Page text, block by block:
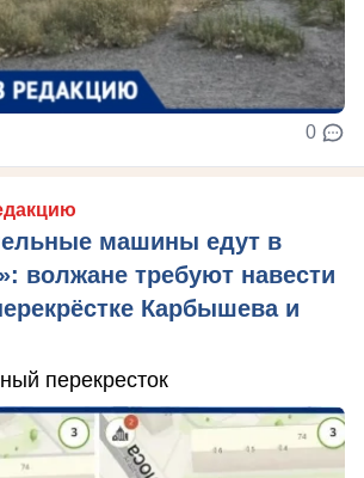
0
машины едут в
волжане требуют навести
Карбышева и
перекресток